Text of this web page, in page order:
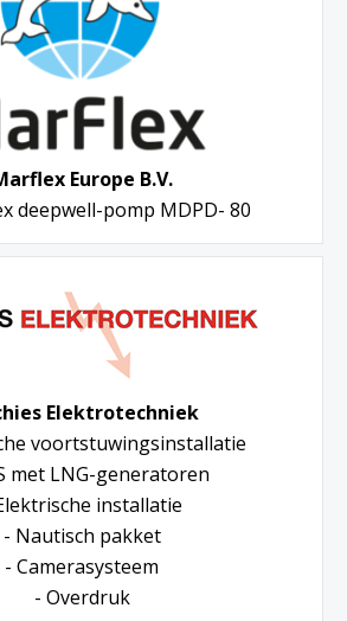
Europe B.V.
deepwell-pomp MDPD- 80
Elektrotechniek
voortstuwingsinstallatie
met LNG-generatoren
installatie
- Nautisch pakket
- Camerasysteem
- Overdruk